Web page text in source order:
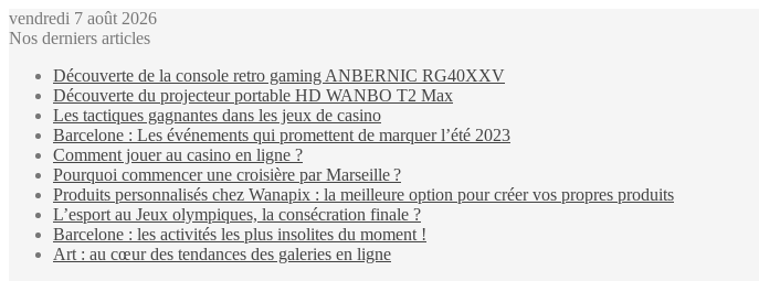
vendredi 7 août 2026
Nos derniers articles
Découverte de la console retro gaming ANBERNIC RG40XXV
Découverte du projecteur portable HD WANBO T2 Max
Les tactiques gagnantes dans les jeux de casino
Barcelone : Les événements qui promettent de marquer l’été 2023
Comment jouer au casino en ligne ?
Pourquoi commencer une croisière par Marseille ?
Produits personnalisés chez Wanapix : la meilleure option pour créer vos propres produits
L’esport au Jeux olympiques, la consécration finale ?
Barcelone : les activités les plus insolites du moment !
Art : au cœur des tendances des galeries en ligne